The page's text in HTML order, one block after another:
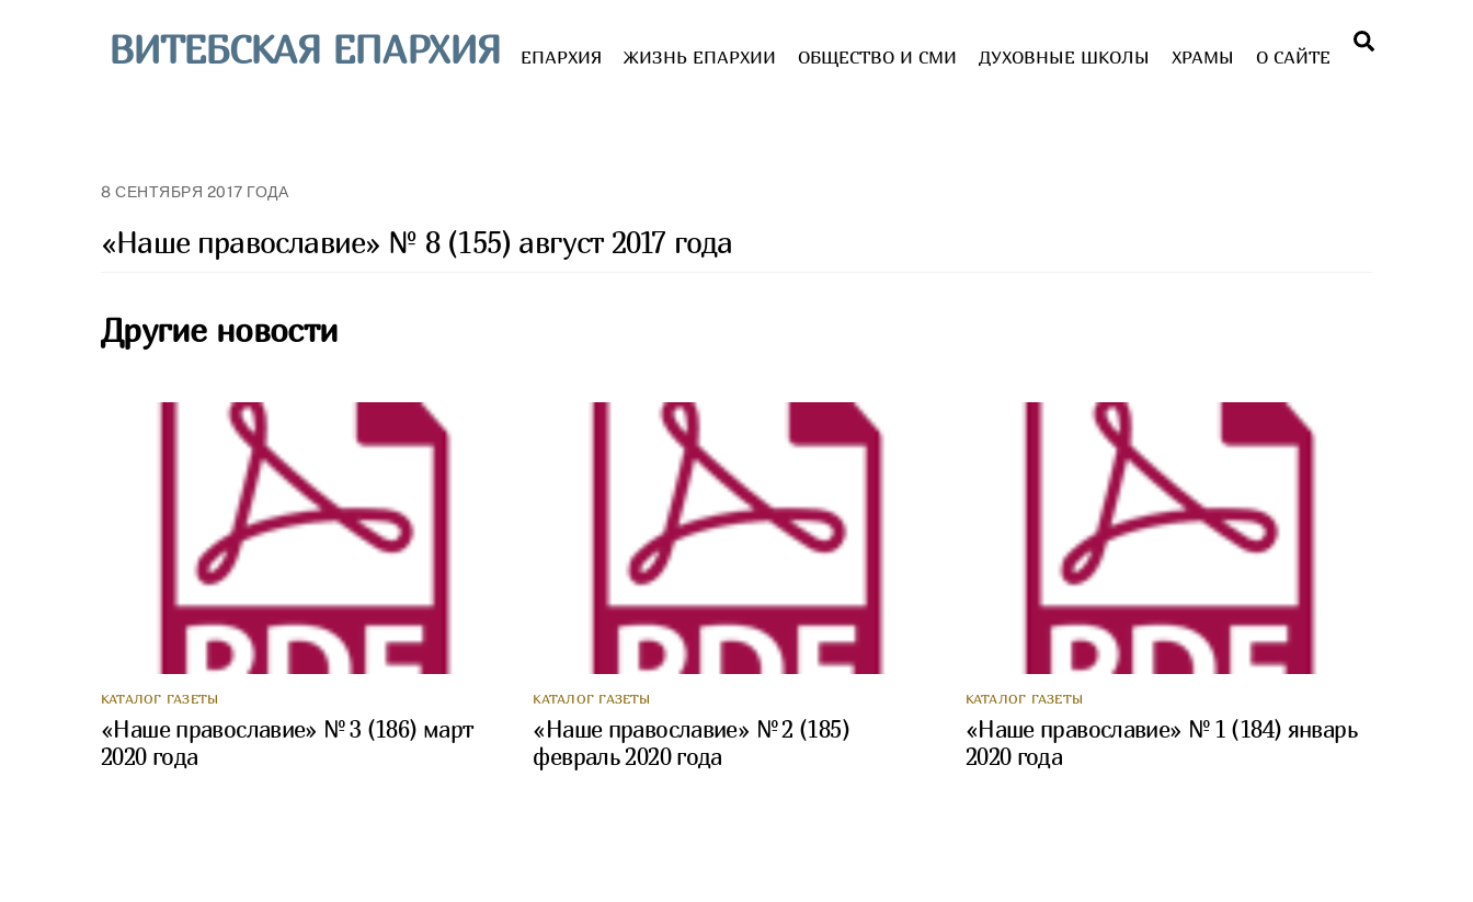
ВИТЕБСКАЯ ЕПАРХИЯ ЕПАРХИЯ ЖИЗНЬ ЕПАРХИИ ОБЩЕСТВО И СМИ ДУХОВНЫЕ ШКОЛЫ ХРАМЫ О САЙТЕ
8 СЕНТЯБРЯ 2017 ГОДА
«Наше православие» № 8 (155) август 2017 года
Другие новости
КАТАЛОГ ГАЗЕТЫ
«Наше православие» № 3 (186) март
2020 года
КАТАЛОГ ГАЗЕТЫ
«Наше православие» № 2 (185)
февраль 2020 года
КАТАЛОГ ГАЗЕТЫ
«Наше православие» № 1 (184) январь
2020 года